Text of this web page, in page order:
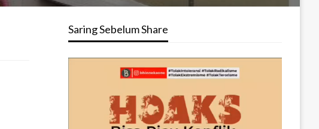
Saring Sebelum Share